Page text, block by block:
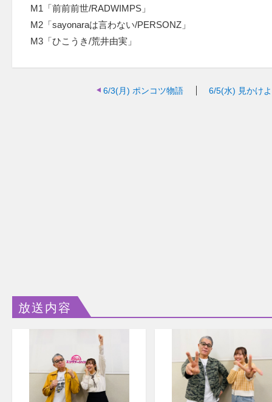
M1「前前前世/RADWIMPS」
M2「sayonaraは言わない/PERSONZ」
M3「ひこうき/荒井由実」
6/3(月) ポンコツ物語 6/5(水) 見かけ
放送内容